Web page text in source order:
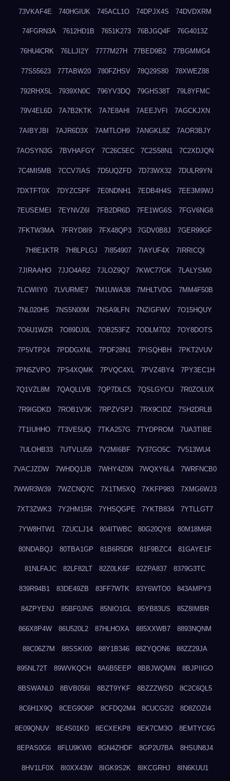
73VKAF4E 740HGIUK 745ACL1O 74DPJX4S 74DVDXRM
74FGRN3A 7612HD1B 7651K273 76BJGQ4F 76G4013Z
76HU4CRK 76LLJI2Y 7777M27H 77BED9B2 77BGMMG4
77S55623 77TABW20 780FZHSV 78Q29S80 78XWEZ88
792RHX5L 7939XN0C 796YV3DQ 79GHS38T 79L8YFMC
79V4EL6D 7A7B2KTK 7A7E8AHI 7AEEJVFI 7AGCKJXN
7AIBYJBI 7AJR6D3X 7AMTLOH9 7ANGKL8Z 7AOR3BJY
7AOSYN3G 7BVHAFGY 7C26C5EC 7C2S58N1 7C2XDJQN
7C4MI5MB 7CCV7IAS 7D5UQZFD 7D73WX32 7DULR9YN
7DXTFT0X 7DYZC5PF 7E0NDNH1 7EDB4H4S 7EE3M9WJ
7EUSEMEI 7EYNVZ6I 7FB2DR6D 7FE1WG6S 7FGV6NG8
7FKTW3MA 7FRYD8I9 7FX48QP3 7GDV0B8J 7GER99GF
7H8E1KTR 7H8LPLGJ 7I854907 7IAYUF4X 7IRRICQI
7JIRAAHO 7JJO4AR2 7JLOZ9Q7 7KWC77GK 7LALYSM0
7LCWIIY0 7LVURME7 7M1UWA38 7MHLTVDG 7MM4F50B
7NL020H5 7NS5N00M 7NSA9LFN 7NZIGFWV 7O15HQUY
7O6U1WZR 7O89DJ0L 7OB253FZ 7ODLM7D2 7OY8DOTS
7P5VTP24 7PDDGXNL 7PDF28N1 7PISQHBH 7PKT2VUV
7PN5ZVPO 7PS4XQMK 7PVQC4XL 7PVZ4BY4 7PY3EC1H
7Q1VZL8M 7QAQLLVB 7QP7DLC5 7QSLGYCU 7R0ZOLUX
7R9IGDKD 7ROB1V3K 7RPZVSPJ 7RX9CIDZ 7SH2DRLB
7T1IUHHO 7T3VE5UQ 7TKA257G 7TYDPROM 7UA3TIBE
7ULOHB33 7UTVLU59 7V2MI6BF 7V37GO5C 7V513WU4
7VACJZDW 7WHDQ1JB 7WHY4Z0N 7WQXY6L4 7WRFNCB0
7WWR3W39 7WZCNQ7C 7X1TM5XQ 7XKFP983 7XMG6WJ3
7XT3ZWK3 7Y2HM15R 7YHSQGPE 7YKTB834 7YTLLGT7
7YW8HTW1 7ZUCLJ14 804ITWBC 80G20QY8 80M18M6R
80NDABQJ 80TBA1GP 81B6R5DR 81F9BZC4 81GAYE1F
81NLFAJC 82LF82LT 82Z0LK6F 82ZPA837 8379G3TC
839R94B1 83DE49ZB 83FF7WTK 83Y6WTO0 843AMPY3
84ZPYENJ 85BF0JNS 85NIO1GL 85YB83US 85Z8IMBR
866X8P4W 86U520L2 87HLHOXA 885XXWB7 8893NQNM
88C06Z7M 88SSKI00 88Y1B346 88ZYQON6 88ZZ29JA
895NL72T 89WVKQCH 8A6B5EEP 8BBJWQMN 8BJPIIGO
8BSWANL0 8BVB056I 8BZT9YKF 8BZZZWSD 8C2C6QL5
8C6H1X9Q 8CEG9O6P 8CFDQ2M4 8CUCG2I2 8D8ZOZI4
8E09QNUV 8E4S01KD 8ECXEKP8 8EK7CM3O 8EMTYC6G
8EPAS0G6 8FLU9KW0 8GN4ZHDF 8GP2U7BA 8HSUN8J4
8HV1LF0X 8I0XX43W 8IGK9S2K 8IKCGRHJ 8IN6KUU1